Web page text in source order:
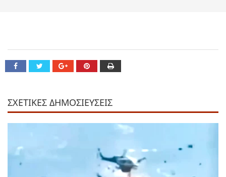
ΣΧΕΤΙΚΕΣ ΔΗΜΟΣΙΕΥΣΕΙΣ